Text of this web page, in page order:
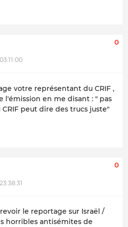
0
votre représentant du CRIF ,
l'émission en me disant : " pas
peut dire des trucs juste"
0
le reportage sur Israël /
horribles antisémites de